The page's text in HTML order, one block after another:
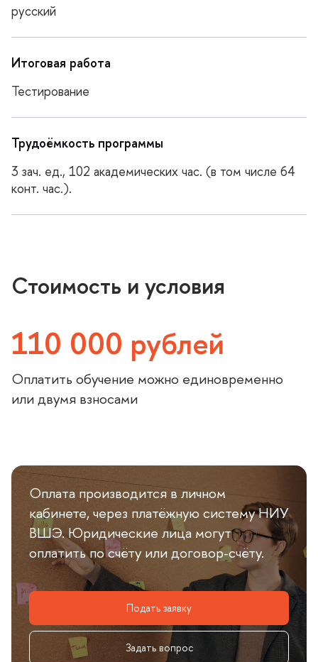
русский
Итоговая работа
Тестирование
Трудоёмкость программы
3 зач. ед., 102 академических час. (в том числе 64
конт. час.).
Стоимость и условия
110 000 рублей
Оплатить обучение можно единовременно
или двумя взносами
Оплата производится в личном
кабинете, через платёжную систему НИУ
ШЭ. Юридические лица могут
оплатить по счёту или договор-счёту.
Подать заявку
Задать вопрос